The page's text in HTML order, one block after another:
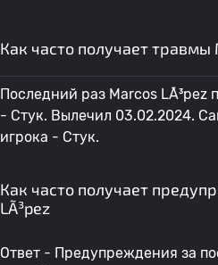
Как часто получает травмы
Последний раз Marcos LÃ³pez
- Стук. Вылечил 03.02.2024.
игрока - Стук.
Как часто получает
LÃ³pez
Ответ - Предупреждения за